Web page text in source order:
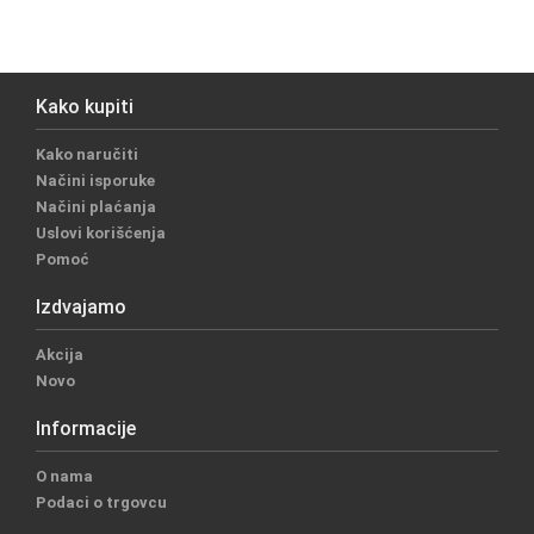
Kako kupiti
Kako naručiti
Načini isporuke
Načini plaćanja
Uslovi korišćenja
Pomoć
Izdvajamo
Akcija
Novo
Informacije
O nama
Podaci o trgovcu